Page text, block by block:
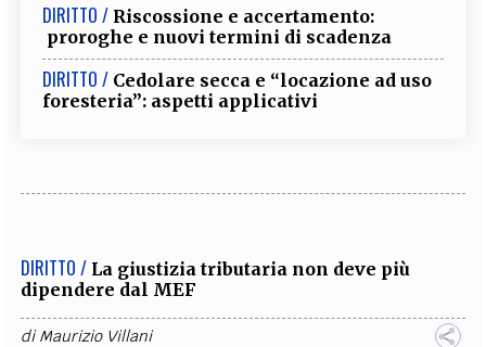
DIRITTO / Riscossione e accertamento:
proroghe e nuovi termini di scadenza
DIRITTO / Cedolare secca e “locazione ad uso
foresteria”: aspetti applicativi
DIRITTO / La giustizia tributaria non deve più
dipendere dal MEF
diMaurizio Villani